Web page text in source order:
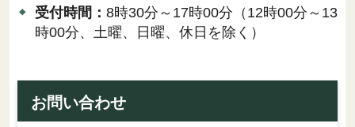
受付時間： 8時30分～17時00分（12時00分～13
時00分、土曜、日曜、休日を除く）
お問い合わせ